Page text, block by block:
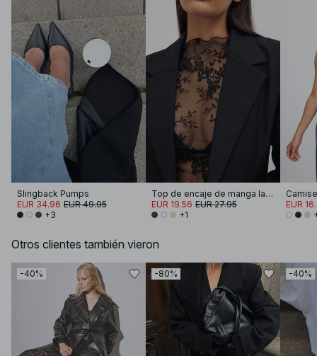
Slingback Pumps
EUR 34.96 EUR 49.95
+3
Top de encaje de manga larga
EUR 19.56 EUR 27.95
+1
EUR
Otros clientes también vieron
-40% -80% -40%